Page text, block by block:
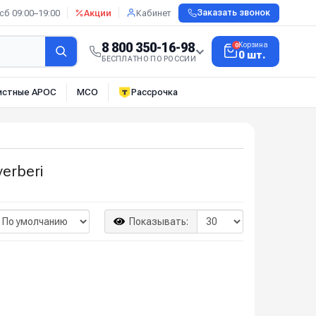
09:00–19:00 Акции Кабинет Заказать звонок
8 800 350-16-98
БЕСПЛАТНО ПО РОССИИ
0Корзина
0 шт.
АРОС МСО Рассрочка
Показывать: